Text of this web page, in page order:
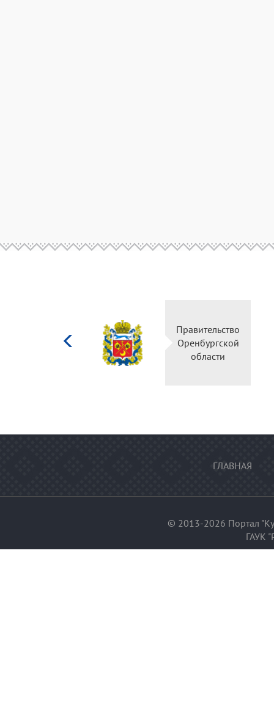
Министерство
культуры
Российской
федерации
ГЛАВНАЯ
© 2013-2026 Портал
ГАУК